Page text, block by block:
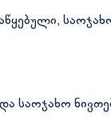
საოჯახო